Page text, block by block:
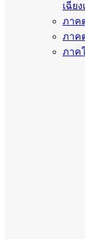
เฉีย
ภาค
ภาค
ภาค